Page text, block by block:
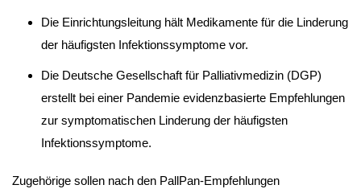
Die Einrichtungsleitung hält Medikamente für die Linderung
der häufigsten Infektionssymptome vor.
Die Deutsche Gesellschaft für Palliativmedizin (DGP)
erstellt bei einer Pandemie evidenzbasierte Empfehlungen
zur symptomatischen Linderung der häufigsten
Infektionssymptome.
Zugehörige sollen nach den PallPan-Empfehlungen